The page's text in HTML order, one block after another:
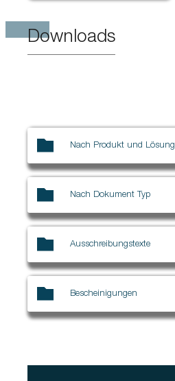
Downloads
Nach Produkt und Lösung
Nach Dokument Typ
Ausschreibungstexte
Bescheinigungen